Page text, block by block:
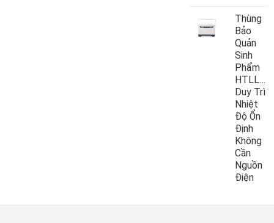
Thùng
Bảo
Quản
Sinh
Phẩm
Duy Trì
Nhiệt
Độ Ổn
Định
Không
Cần
Nguồn
Điện